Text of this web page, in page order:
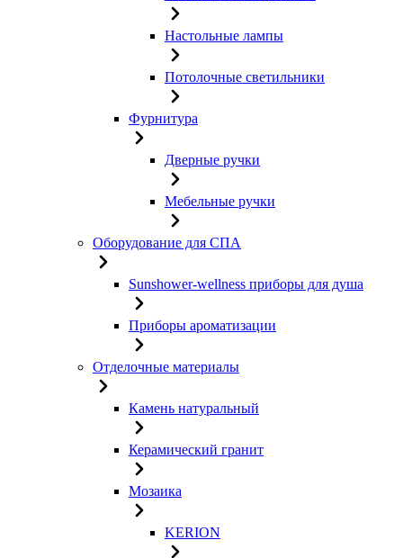
Настольные лампы
Потолочные светильники
Фурнитура
Дверные ручки
Мебельные ручки
Оборудование для СПА
Sunshower-wellness приборы для душа
Приборы ароматизации
Отделочные материалы
Камень натуральный
Керамический гранит
Мозаика
KERION